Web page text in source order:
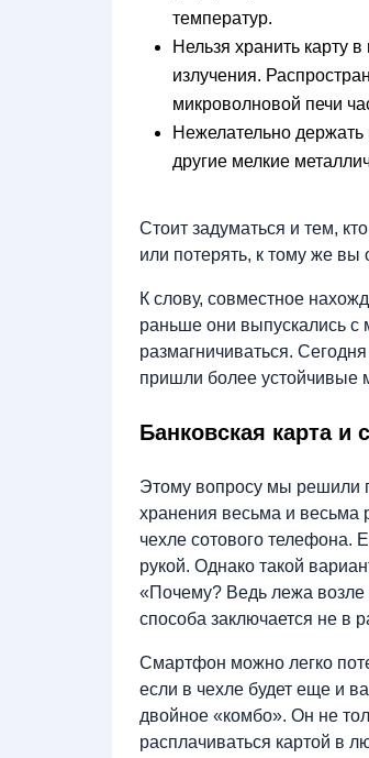
температур.
Нельзя хранить карту
излучения.
микроволновой печи
Нежелательно
другие мелкие
Стоит задуматься и тем,
или потерять, к тому же
К слову, совместное
раньше они выпускались с
размагничиваться.
пришли более устойчивые
Банковская карта и
Этому вопросу мы решили
хранения весьма и весьма
чехле сотового телефона.
рукой. Однако такой
«Почему? Ведь лежа возле
способа заключается не в
Смартфон можно легко
если в чехле будет еще и
двойное «комбо». Он не
расплачиваться картой в